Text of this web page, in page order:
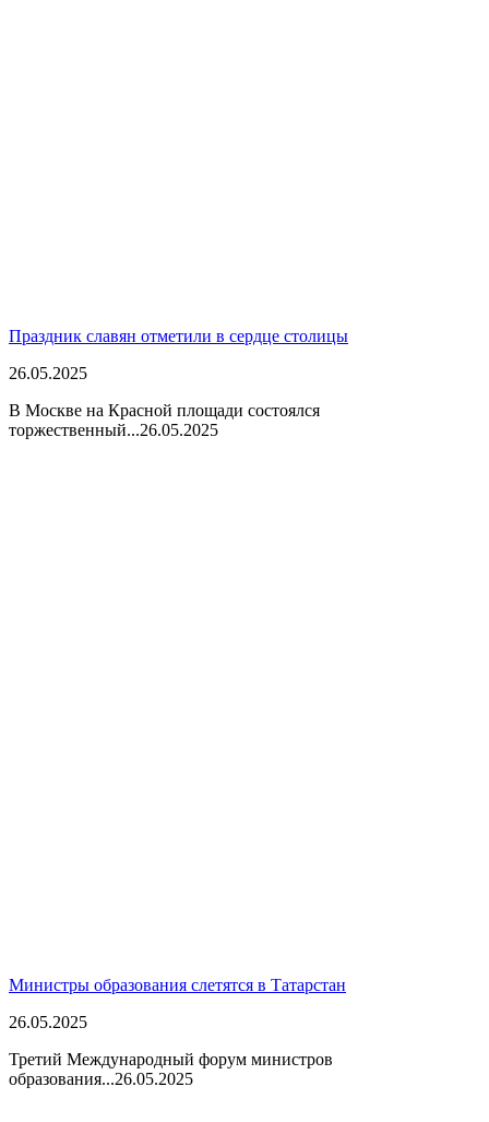
Праздник славян отметили в сердце столицы
26.05.2025
В Москве на Красной площади состоялся
торжественный...26.05.2025
Министры образования слетятся в Татарстан
26.05.2025
Третий Международный форум министров
образования...26.05.2025